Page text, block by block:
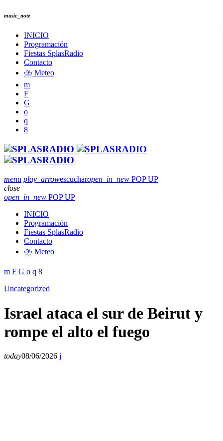
music_note
INICIO
Programación
Fiestas SplasRadio
Contacto
⛈️ Meteo
menu play_arrowescucharopen_in_new POP UP
close
open_in_new POP UP
INICIO
Programación
Fiestas SplasRadio
Contacto
⛈️ Meteo
Uncategorized
Israel ataca el sur de Beirut y
rompe el alto el fuego
today08/06/2026